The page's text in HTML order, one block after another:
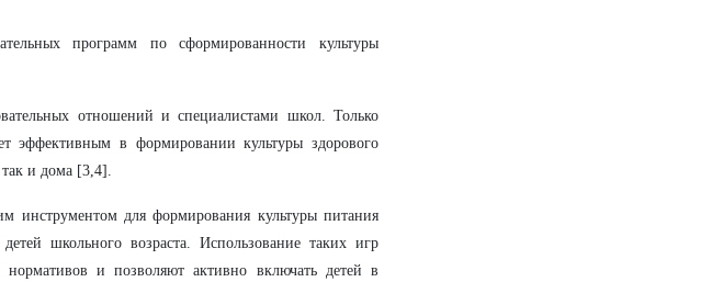
программ по сформированности культуры
отношений и специалистами школ. Только
эффективным в формировании культуры здорового
и дома [3,4].
инструментом для формирования культуры питания
школьного возраста. Использование таких игр
и позволяют активно включать детей в